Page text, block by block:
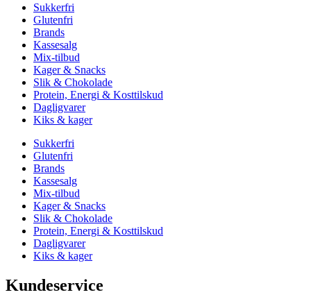
Sukkerfri
Glutenfri
Brands
Kassesalg
Mix-tilbud
Kager & Snacks
Slik & Chokolade
Protein, Energi & Kosttilskud
Dagligvarer
Kiks & kager
Sukkerfri
Glutenfri
Brands
Kassesalg
Mix-tilbud
Kager & Snacks
Slik & Chokolade
Protein, Energi & Kosttilskud
Dagligvarer
Kiks & kager
Kundeservice